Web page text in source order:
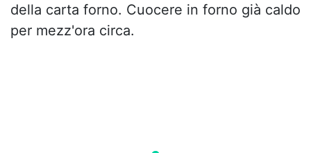
della carta forno. Cuocere in forno già caldo
per mezz'ora circa.